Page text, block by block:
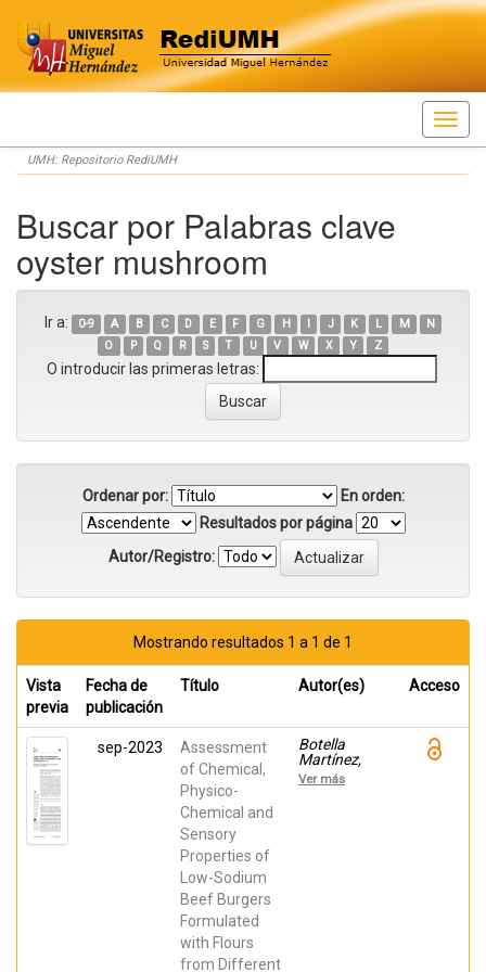
Skip
navigation
UMH: Repositorio RediUMH
Buscar por Palabras clave
oyster mushroom
Ir a: 0-9 A B C D E F G H I J K L M
N
O
P Q R S T U V W X Y Z
O introducir las primeras letras:
Ordenar por:
En orden:
Resultados por página
Autor/Registro:
Mostrando resultados 1 a 1 de 1
Vista
previa
Fecha de
publicación
Título Autor(es) Acceso
sep-2023
Assessment
of Chemical,
Physico-
Chemical and
Sensory
Properties of
Low-Sodium
Beef Burgers
Formulated
with Flours
from Different
Botella
Martínez,
Carmen
María; Muñoz
Ver más